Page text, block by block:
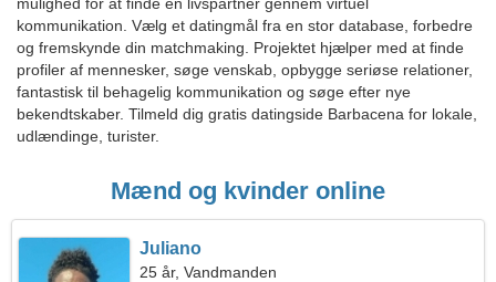
kommunikation. Vælg et datingmål fra en stor database, forbedre
og fremskynde din matchmaking. Projektet hjælper med at finde
profiler af mennesker, søge venskab, opbygge seriøse relationer,
fantastisk til behagelig kommunikation og søge efter nye
bekendtskaber. Tilmeld dig gratis datingside Barbacena for lokale,
udlændinge, turister.
Mænd og kvinder online
Juliano
25 år, Vandmanden